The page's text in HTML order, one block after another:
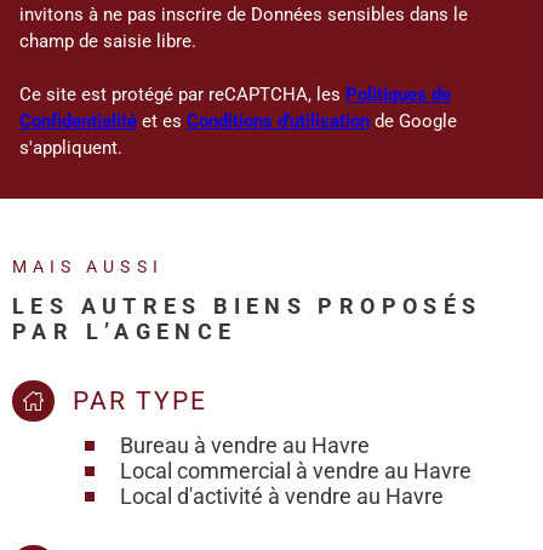
invitons à ne pas inscrire de Données sensibles dans le
champ de saisie libre.
Ce site est protégé par reCAPTCHA, les Politiques de
Confidentialité et es Conditions d'utilisation de Google
s'appliquent.
MAIS AUSSI
LES AUTRES BIENS PROPOSÉS
PAR L’AGENCE
PAR TYPE
Bureau à vendre au Havre
Local commercial à vendre au Havre
Local d'activité à vendre au Havre